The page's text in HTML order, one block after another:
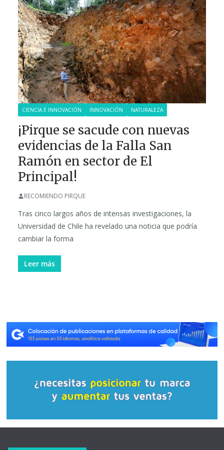
CIENCIA E INNOVACIÓN INNOVACIÓN NATURALEZA
¡Pirque se sacude con nuevas
evidencias de la Falla San
Ramón en sector de El
Principal!
RECOMIENDO PIRQUE
Tras cinco largos años de intensas investigaciones, la
Universidad de Chile ha revelado una noticia que podría
cambiar la forma
Leer más